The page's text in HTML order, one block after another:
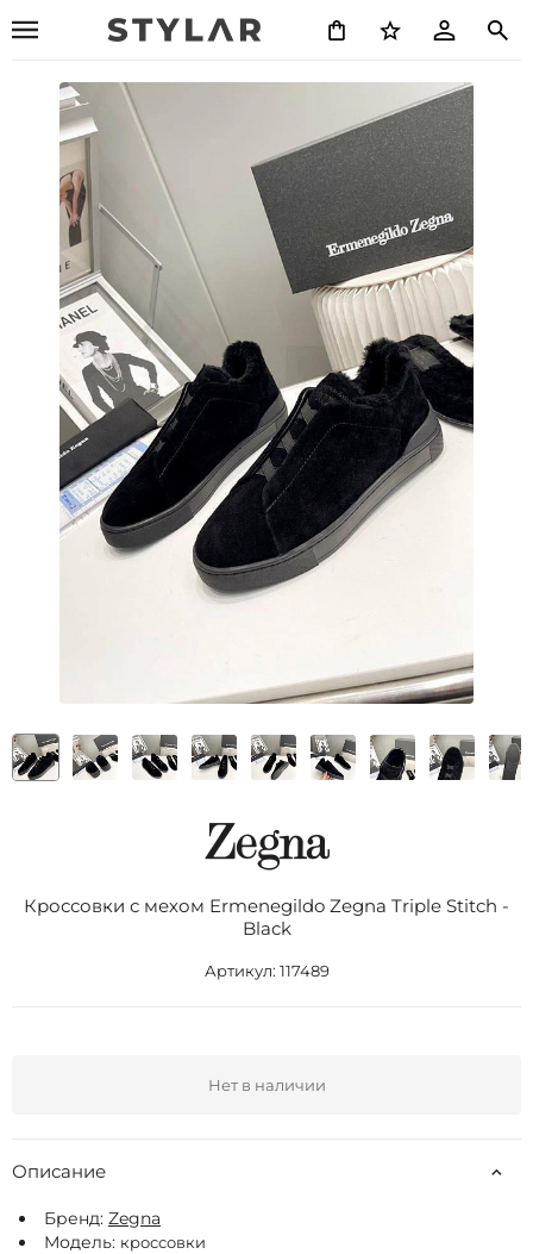
Кроссовки с мехом Ermenegildo Zegna Triple Stitch -
Black
Артикул: 117489
Нет в наличии
Описание
Бренд: Zegna
Модель: кроссовки